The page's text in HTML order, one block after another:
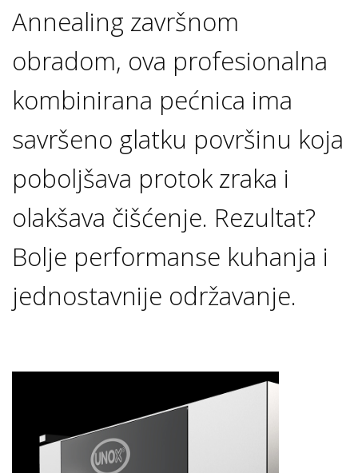
Annealing završnom
obradom, ova profesionalna
kombinirana pećnica ima
savršeno glatku površinu koja
poboljšava protok zraka i
olakšava čišćenje. Rezultat?
Bolje performanse kuhanja i
jednostavnije održavanje.